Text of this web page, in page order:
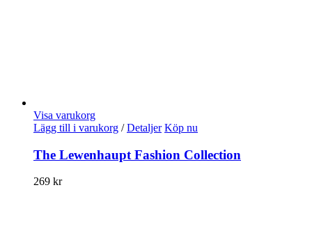
Visa varukorg
Lägg till i varukorg / Detaljer Köp nu
The Lewenhaupt Fashion Collection
269 kr